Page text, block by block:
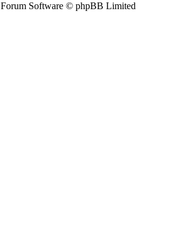
Forum Software © phpBB Limited